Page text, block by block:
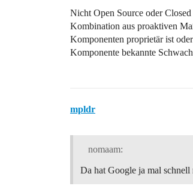
Nicht Open Source oder
Kombination aus proaktiven
Komponenten proprietär ist
Komponente bekannte
mpldr
nomaam:
Da hat Google ja mal schnell